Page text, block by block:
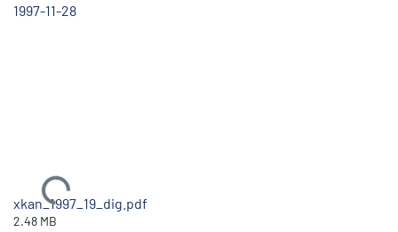
1997-11-28
Ladataan...
xkan_1997_19_dig.pdf
2.48 MB